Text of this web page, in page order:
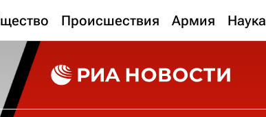
Происшествия Армия Наука